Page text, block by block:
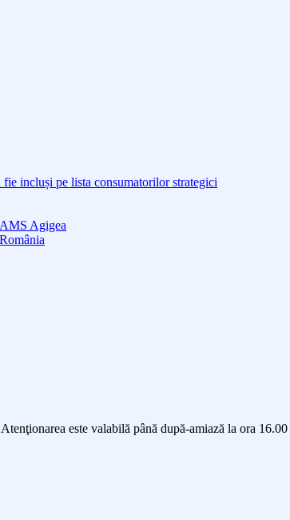
incluși pe lista consumatorilor strategici
Agigea
Atenţionarea este valabilă până după-amiază la ora 16.00